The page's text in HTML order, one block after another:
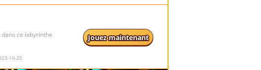
ce labyrinthe
10-25
Jouez maintenant